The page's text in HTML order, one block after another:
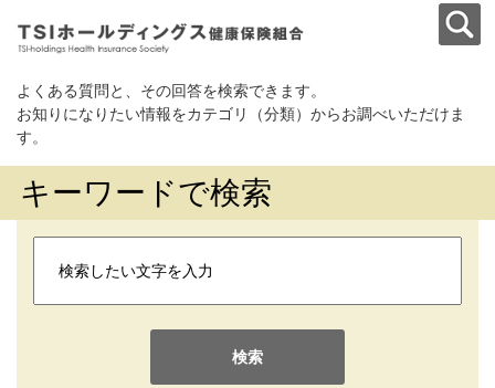
よくある質問と、その回答を検索できます。
お知りになりたい情報をカテゴリ（分類）からお調べいただけま
す。
キーワードで検索
検索